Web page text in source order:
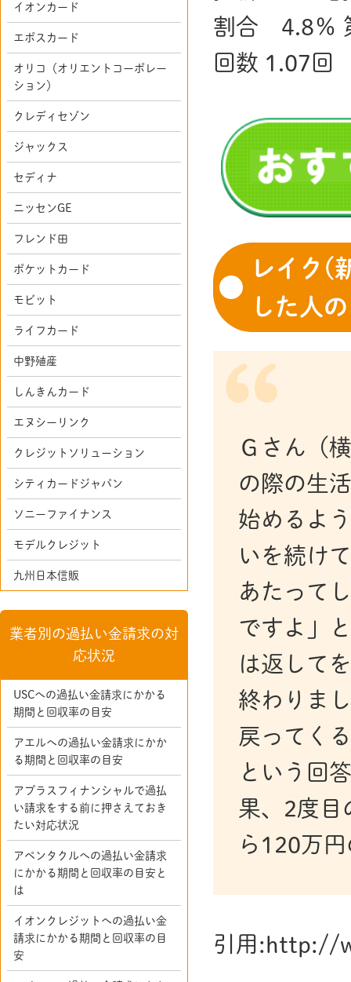
割合 4.8％
回数 1.07回
レイク(
した人
Ｇさん（
の際の生
始めるよ
いを続け
あたって
ですよ」
は返して
終わりま
戻ってく
という回
果、2度目
ら120万
引用:http://
イオンカード
エポスカード
オリコ（オリエントコーポレー
ション）
クレディセゾン
ジャックス
セディナ
ニッセンGE
フレンド田
ポケットカード
モビット
ライフカード
中野殖産
しんきんカード
エヌシーリンク
クレジットソリューション
シティカードジャパン
ソニーファイナンス
モデルクレジット
九州日本信販
業者別の過払い金請求の対
応状況
USCへの過払い金請求にかかる
期間と回収率の目安
アエルへの過払い金請求にかか
る期間と回収率の目安
アプラスフィナンシャルで過払
い請求をする前に押さえておき
たい対応状況
アペンタクルへの過払い金請求
にかかる期間と回収率の目安と
は
イオンクレジットへの過払い金
請求にかかる期間と回収率の目
安